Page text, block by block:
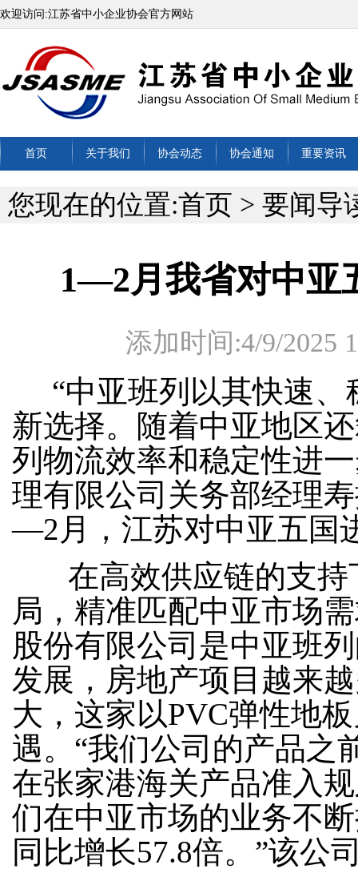
欢迎访问:江苏省中小企业协会官方网站
首页 关于我们 协会动态 协会通知 重要资讯
您现在的位置:首页 > 要闻导
1—2月我省对中亚
添加时间:4/9/2025
“中亚班列以其快速、
新选择。随着中亚地区
列物流效率和稳定性进
理有限公司关务部经理
—2月，江苏对中亚五国
在高效供应链的支持
局，精准匹配中亚市场
股份有限公司是中亚班
发展，房地产项目越来
大，这家以PVC弹性地
遇。“我们公司的产品之
在张家港海关产品准入
们在中亚市场的业务不
同比增长57.8倍。”该公